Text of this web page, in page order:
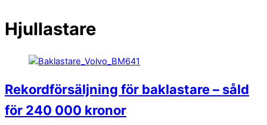
Hjullastare
Rekordförsäljning för baklastare – såld
för 240 000 kronor